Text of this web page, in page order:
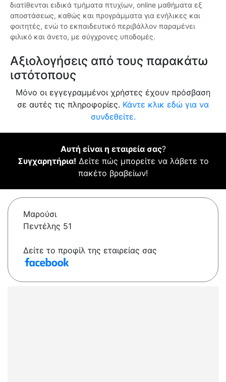
διατίθενται ειδικά τμήματα πτυχίων, online μαθήματα εξ
αποστάσεως, καθώς και προγράμματα για ενήλικες και
φοιτητές, ενώ το εκπαιδευτικό περιβάλλον παραμένει
φιλικό και άνετο, με σύγχρονες υποδομές.
Αξιολογήσεις από τους παρακάτω
ιστότοπους
Μόνο οι εγγεγραμμένοι χρήστες έχουν πρόσβαση
σε αυτές τις πληροφορίες. Κάντε κλικ εδώ για να
συνδεθείτε.
Αυτή είναι η εταιρεία σας?
Συγχαρητήρια! Δείτε πώς μπορείτε να λάβετε το
πακέτο βραβείων!
Μαρούσι
Πεντέλης 51
Δείτε το προφίλ της εταιρείας σας